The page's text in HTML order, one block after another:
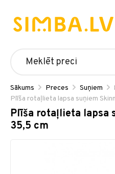
Sākums Preces Suņiem
Plīša rotaļlieta lapsa suņiem
Plīša rotaļlieta lapsa
35,5 cm